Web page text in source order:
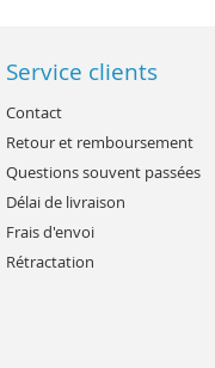
Service clients
Contact
Retour et remboursement
Questions souvent passées
Délai de livraison
Frais d'envoi
Rétractation